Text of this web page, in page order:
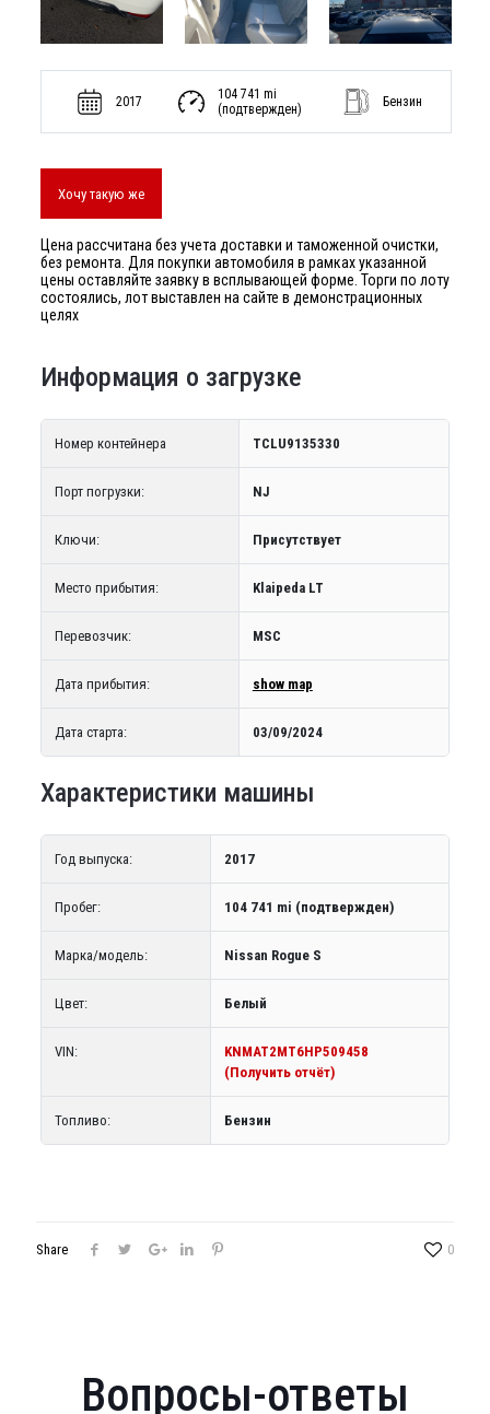
2017
104 741 mi
(подтвержден)
Бензин
Хочу такую же
Цена рассчитана без учета доставки и таможенной очистки,
без ремонта. Для покупки автомобиля в рамках указанной
цены оставляйте заявку в всплывающей форме. Торги по лоту
состоялись, лот выставлен на сайте в демонстрационных
целях
Информация о загрузке
Номер контейнера TCLU9135330
Порт погрузки: NJ
Ключи: Присутствует
Место прибытия: Klaipeda LT
Перевозчик: MSC
Дата прибытия: show map
Дата старта: 03/09/2024
Характеристики машины
Год выпуска: 2017
Пробег: 104 741 mi (подтвержден)
Марка/модель: Nissan Rogue S
Цвет: Белый
VIN:
KNMAT2MT6HP509458
(Получить отчёт)
Топливо: Бензин
Share 0
Вопросы-ответы